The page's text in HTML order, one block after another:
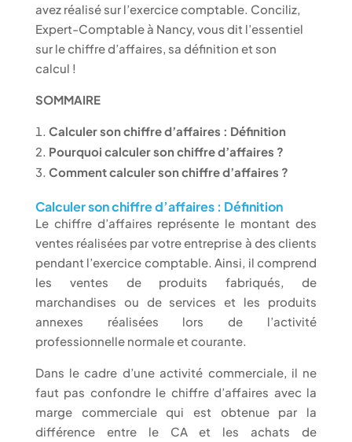
avez réalisé sur l’exercice comptable. Conciliz,
Expert-Comptable à Nancy, vous dit l’essentiel
sur le chiffre d’affaires, sa définition et son
calcul !
SOMMAIRE
Calculer son chiffre d’affaires : Définition
Pourquoi calculer son chiffre d’affaires ?
Comment calculer son chiffre d’affaires ?
Calculer son chiffre d’affaires : Définition
Le chiffre d’affaires représente le montant des
ventes réalisées par votre entreprise à des clients
pendant l’exercice comptable. Ainsi, il comprend
les ventes de produits fabriqués, de
marchandises ou de services et les produits
annexes réalisées lors de l’activité
professionnelle normale et courante.
Dans le cadre d’une activité commerciale, il ne
faut pas confondre le chiffre d’affaires avec la
marge commerciale qui est obtenue par la
différence entre le CA et les achats de